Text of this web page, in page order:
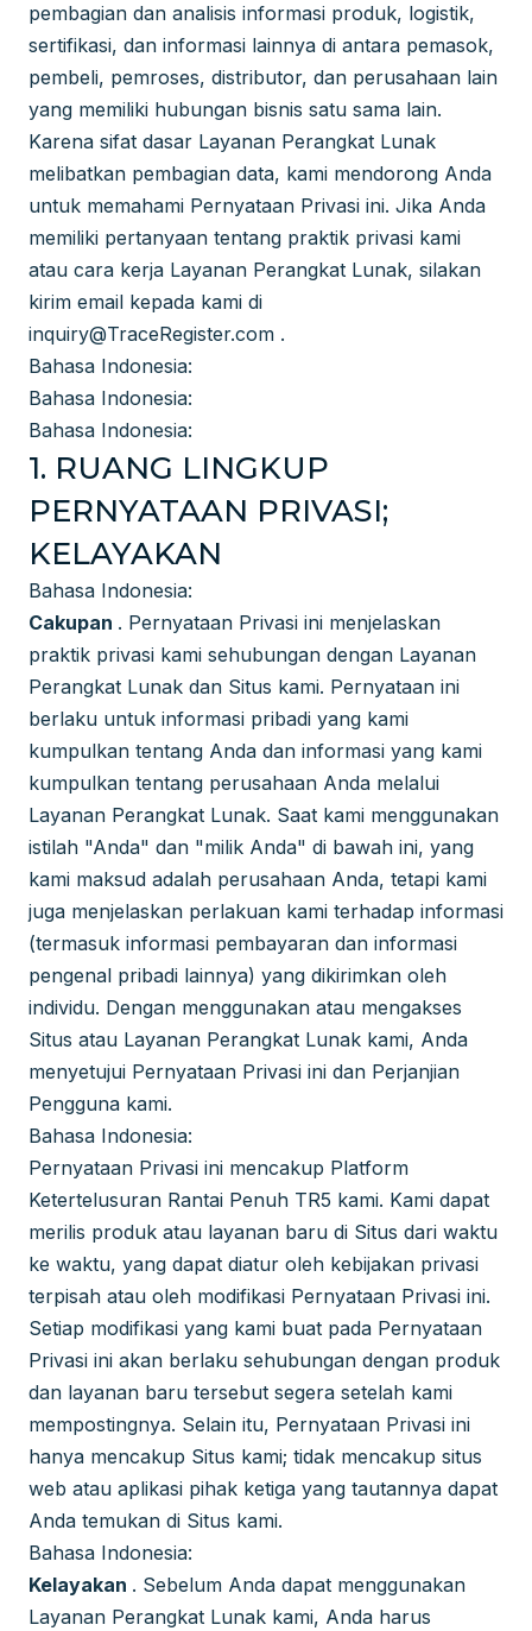
pembagian dan analisis informasi produk, logistik,
sertifikasi, dan informasi lainnya di antara pemasok,
pembeli, pemroses, distributor, dan perusahaan lain
yang memiliki hubungan bisnis satu sama lain.
Karena sifat dasar Layanan Perangkat Lunak
melibatkan pembagian data, kami mendorong Anda
untuk memahami Pernyataan Privasi ini. Jika Anda
memiliki pertanyaan tentang praktik privasi kami
atau cara kerja Layanan Perangkat Lunak, silakan
kirim email kepada kami di
inquiry@TraceRegister.com .
Bahasa Indonesia:
Bahasa Indonesia:
Bahasa Indonesia:
1. RUANG LINGKUP
PERNYATAAN PRIVASI;
KELAYAKAN
Bahasa Indonesia:
Cakupan . Pernyataan Privasi ini menjelaskan
praktik privasi kami sehubungan dengan Layanan
Perangkat Lunak dan Situs kami. Pernyataan ini
berlaku untuk informasi pribadi yang kami
kumpulkan tentang Anda dan informasi yang kami
kumpulkan tentang perusahaan Anda melalui
Layanan Perangkat Lunak. Saat kami menggunakan
istilah "Anda" dan "milik Anda" di bawah ini, yang
kami maksud adalah perusahaan Anda, tetapi kami
juga menjelaskan perlakuan kami terhadap informasi
(termasuk informasi pembayaran dan informasi
pengenal pribadi lainnya) yang dikirimkan oleh
individu. Dengan menggunakan atau mengakses
Situs atau Layanan Perangkat Lunak kami, Anda
menyetujui Pernyataan Privasi ini dan Perjanjian
Pengguna kami.
Bahasa Indonesia:
Pernyataan Privasi ini mencakup Platform
Ketertelusuran Rantai Penuh TR5 kami. Kami dapat
merilis produk atau layanan baru di Situs dari waktu
ke waktu, yang dapat diatur oleh kebijakan privasi
terpisah atau oleh modifikasi Pernyataan Privasi ini.
Setiap modifikasi yang kami buat pada Pernyataan
Privasi ini akan berlaku sehubungan dengan produk
dan layanan baru tersebut segera setelah kami
mempostingnya. Selain itu, Pernyataan Privasi ini
hanya mencakup Situs kami; tidak mencakup situs
web atau aplikasi pihak ketiga yang tautannya dapat
Anda temukan di Situs kami.
Bahasa Indonesia:
Kelayakan . Sebelum Anda dapat menggunakan
Layanan Perangkat Lunak kami, Anda harus